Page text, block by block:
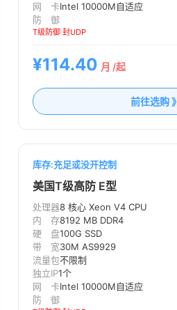
网 卡Intel 10000M自适应
防 御
T级防御 封UDP
¥114.40 月 /起
前往选购 》
库存:充足或没开控制
美国T级高防 E型
处理器8 核心 Xeon V4 CPU
内 存8192 MB DDR4
硬 盘100G SSD
带 宽30M AS9929
流量包不限制
独立IP1个
网 卡Intel 10000M自适应
防 御